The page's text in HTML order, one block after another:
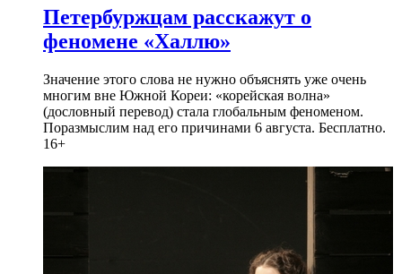
Петербуржцам расскажут о
феномене «Халлю»
Значение этого слова не нужно объяснять уже очень
многим вне Южной Кореи: «корейская волна»
(дословный перевод) стала глобальным феноменом.
Поразмыслим над его причинами 6 августа. Бесплатно.
16+